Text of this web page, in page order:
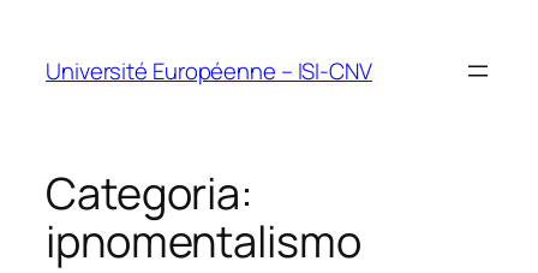
contenuto
Université Européenne – ISI-CNV
Categoria:
ipnomentalismo